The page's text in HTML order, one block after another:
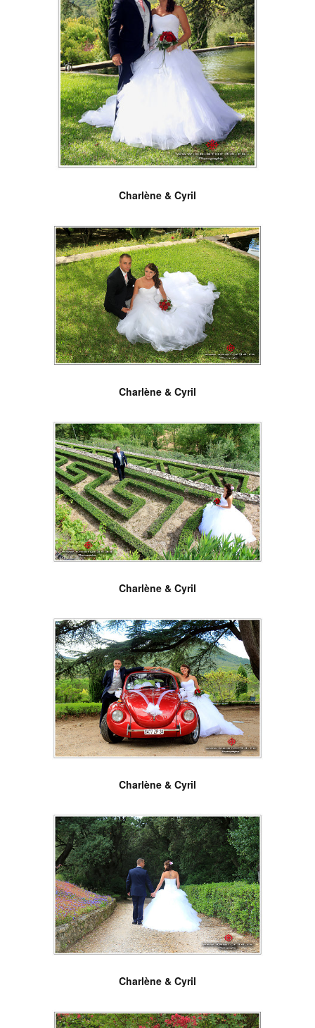
Charlène & Cyril
Charlène & Cyril
Charlène & Cyril
Charlène & Cyril
Charlène & Cyril